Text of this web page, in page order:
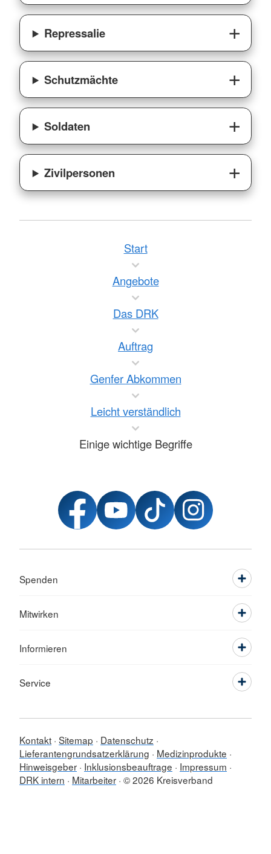
Repressalie
Schutzmächte
Soldaten
Zivilpersonen
Start
Angebote
Das DRK
Auftrag
Genfer Abkommen
Leicht verständlich
Einige wichtige Begriffe
Spenden
Mitwirken
Informieren
Service
Kontakt Sitemap
Datenschutz
Lieferantengrundsatzerklärung
Medizinprodukte
Hinweisgeber Inklusionsbeauftrage
Impressum
DRK intern
Mitarbeiter © 2026 Kreisverband